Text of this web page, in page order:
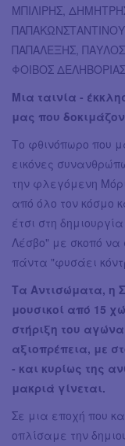
ΜΠΙΛΙΡΗΣ,
ΠΑΠΑΛΕΞΗΣ,
ΦΟΙΒΟΣ ΔΕΛΗΒΟΡΙΑΣ
Μια ταινία -
μας που
Το φθινόπωρο που
εικόνες
την φλεγόμενη
από όλο τον κόσμο
έτσι στη
Λέσβο" με σκοπό
πάντα "φυσάει
Τα Αντισώματα, η
μουσικοί από 15
στήριξη του
αξιοπρέπεια, με
- και κυρίως της
μακριά γίνεται.
Σε μια εποχή που
οπλίσαμε την